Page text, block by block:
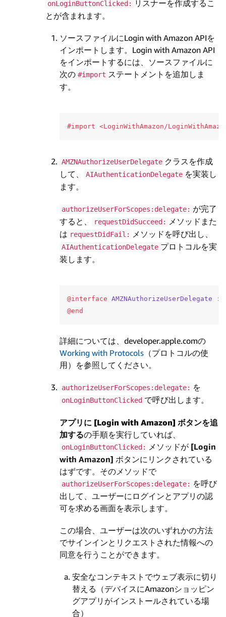
onLoginButtonClicked:
リスナーを作成するこ
とが含まれます。
ソースファイルにLogin with Amazon APIを
インポートします。Login with Amazon API
をインポートするには、ソースファイルに
次の #import ステートメントを追加しま
す。
AMZNAuthorizeUserDelegate クラスを作成
して、
AIAuthenticationDelegate を実装し
ます。
authorizeUserForScopes:delegate: が完了
すると、
requestDidSucceed: メソッドまた
は requestDidFail: メソッドを呼び出し、
AIAuthenticationDelegate プロトコルを実
装します。
@interface AMZNAuthorizeUserDelegate :
@end
詳細については、developer.apple.comの
Working with Protocols （プロトコルの使
用）を参照してください。
authorizeUserForScopes:delegate: を
onLoginButtonClicked で呼び出します。
アプリに [Login with Amazon] ボタンを追
加するの手順を実行していれば、
onLoginButtonClicked: メソッドが [Login
with Amazon] ボタンにリンクされている
はずです。そのメソッドで
authorizeUserForScopes:delegate: を呼び
出して、ユーザーにログインとアプリの認
可を求める画面を表示します。
この場合、ユーザーは次のいずれかの方法
でサインインとリクエストされた情報への
同意を行うことができます。
安全なコンテキストでウェブ表示に切り
替える（デバイスにAmazonショッピン
グアプリがインストールされている場
合）